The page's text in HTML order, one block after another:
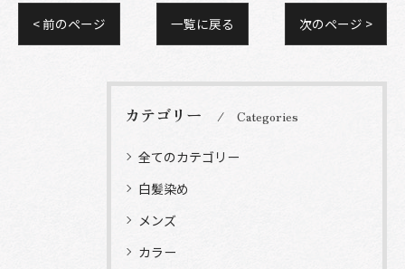
< 前のページ 一覧に戻る 次のページ >
カテゴリー Categories
全てのカテゴリー
白髪染め
メンズ
カラー